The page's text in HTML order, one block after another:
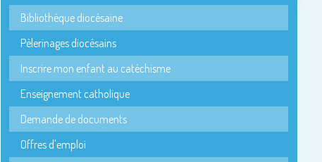
Bibliothèque diocésaine
Pèlerinages diocésains
Inscrire mon enfant au catéchisme
Enseignement catholique
Demande de documents
Offres d'emploi